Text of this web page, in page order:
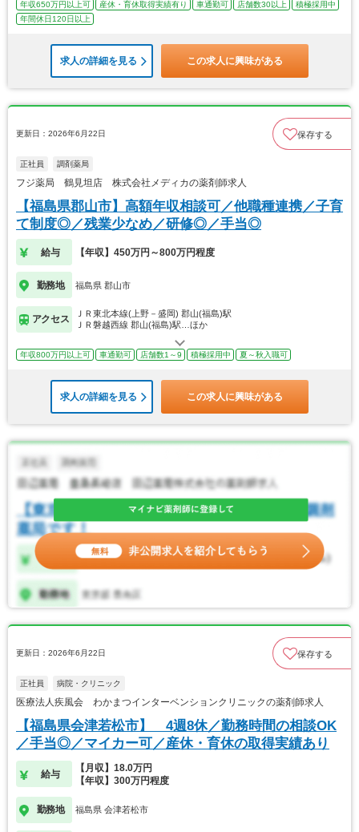
年収650万円以上可 産休・育休取得実績有り 車通勤可 店舗数30以上
積極採用中
年間休日120日以上
求人の詳細を見る この求人に興味がある
更新日：2026年6月22日 保存する
正社員 調剤薬局
フジ薬局 鶴見坦店 株式会社メディカの薬剤師求人
【福島県郡山市】高額年収相談可／他職種連携／子育
て制度◎／残業少なめ／研修◎／手当◎
給与 【年収】450万円～800万円程度
勤務地 福島県 郡山市
アクセス
ＪＲ東北本線(上野－盛岡) 郡山(福島)駅
ＪＲ磐越西線 郡山(福島)駅…ほか
年収800万円以上可 車通勤可 店舗数1～9 積極採用中 夏～秋入職可
求人の詳細を見る この求人に興味がある
更新日：2026年6月22日 保存する
正社員 病院・クリニック
医療法人疾風会 わかまつインターベンションクリニックの薬剤師求人
【福島県会津若松市】 4週8休／勤務時間の相談OK
／手当◎／マイカー可／産休・育休の取得実績あり
給与
【月収】18.0万円
【年収】300万円程度
勤務地 福島県 会津若松市